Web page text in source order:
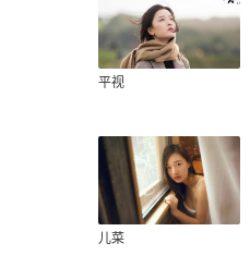
平视
儿菜